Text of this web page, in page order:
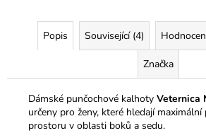
Popis Související (4)
Značka
Dámské punčochové kalhoty Veternica
určeny pro ženy, které hledají
prostoru v oblasti boků a sedu.